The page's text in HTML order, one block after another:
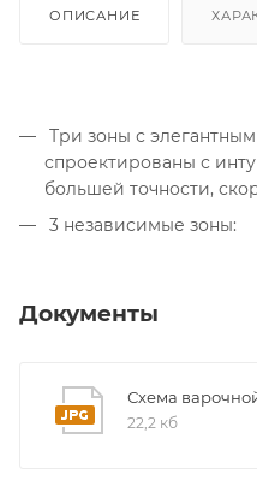
ОПИСАНИЕ
Три зоны с
спроектированы с
большей точности,
3 независимые зоны:
Документы
Схема
22,2 кб